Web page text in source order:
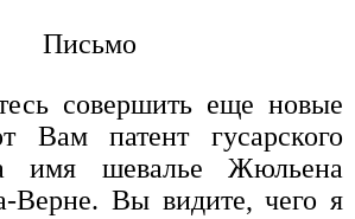
Письмо
совершить еще новые
Вам патент гусарского
имя шевалье Жюльена
Верне. Вы видите, чего я